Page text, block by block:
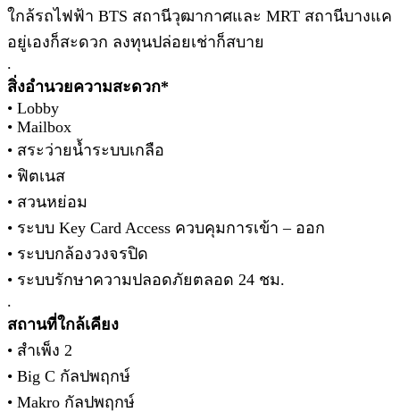
ใกล้รถไฟฟ้า BTS สถานีวุฒากาศและ MRT สถานีบางแค
อยู่เองก็สะดวก ลงทุนปล่อยเช่าก็สบาย
.
สิ่งอำนวยความสะดวก*
• Lobby
• Mailbox
• สระว่ายน้ำระบบเกลือ
• ฟิตเนส
• สวนหย่อม
• ระบบ Key Card Access ควบคุมการเข้า – ออก
• ระบบกล้องวงจรปิด
• ระบบรักษาความปลอดภัยตลอด 24 ชม.
.
สถานที่ใกล้เคียง
• สำเพ็ง 2
• Big C กัลปพฤกษ์
• Makro กัลปพฤกษ์